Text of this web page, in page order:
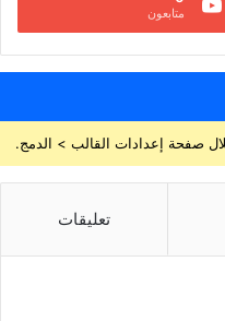
متابعون
تعليقات